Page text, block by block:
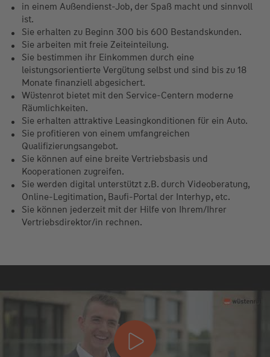
in einem Außendienst-Job, der Spaß macht und sinnvoll
ist.
Sie erhalten zu Beginn 300 bis 600 Bestandskunden.
Sie arbeiten mit freie Zeiteinteilung.
Sie bestimmen ihr Einkommen durch eine
leistungsorientierte Vergütung selbst und sind bis zu 18
Monate finanziell abgesichert.
Wüstenrot bietet mit den Service-Centern moderne
Räumlichkeiten.
Sie erhalten attraktive Leasingkonditionen für ein Auto.
Sie profitieren von einem umfangreichen
Qualifizierungsangebot.
Sie können auf eine breite Vertriebsbasis und
Kooperationen zugreifen.
Sie werden digital unterstützt z.B. durch Videoberatung,
Online-Legitimation, Baufi-Portal der Interhyp, etc.
Sie können jederzeit mit der Hilfe von Ihrem/Ihrer
Vertriebsdirektor/in rechnen.